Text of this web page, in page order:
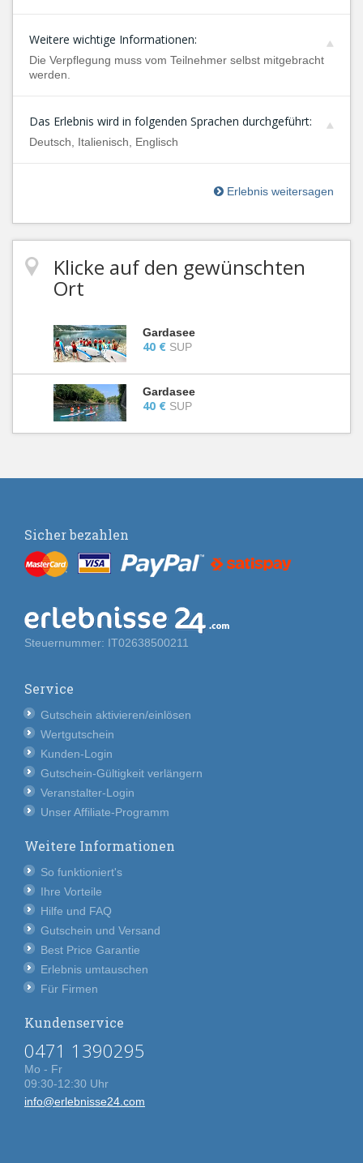
Weitere wichtige Informationen:
Die Verpflegung muss vom Teilnehmer selbst mitgebracht
werden.
Das Erlebnis wird in folgenden Sprachen durchgeführt:
Deutsch, Italienisch, Englisch
Erlebnis weitersagen
Klicke auf den gewünschten
Ort
Gardasee
40 € SUP
Gardasee
40 € SUP
Sicher bezahlen
Steuernummer: IT02638500211
Service
Gutschein aktivieren/einlösen
Wertgutschein
Kunden-Login
Gutschein-Gültigkeit verlängern
Veranstalter-Login
Unser Affiliate-Programm
Weitere Informationen
So funktioniert's
Ihre Vorteile
Hilfe und FAQ
Gutschein und Versand
Best Price Garantie
Erlebnis umtauschen
Für Firmen
Kundenservice
0471 1390295
Mo - Fr
09:30-12:30 Uhr
info@erlebnisse24.com